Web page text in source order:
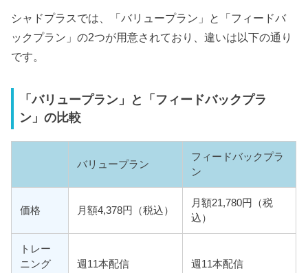
シャドプラスでは、「バリュープラン」と「フィードバ
ックプラン」の2つが用意されており、違いは以下の通り
です。
「バリュープラン」と「フィードバックプラ
ン」の比較
バリュープラン
フィードバックプラ
ン
価格 月額4,378円（税込）
月額21,780円（税
込）
トレー
ニング
週11本配信 週11本配信